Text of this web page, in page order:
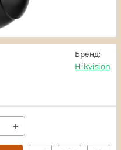
Бренд:
Hikvision
+